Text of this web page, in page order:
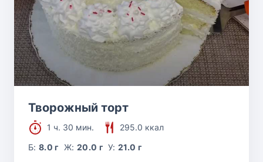
Творожный торт
1 ч. 30 мин.
295.0 ккал
Б:8.0 г Ж: 20.0 г У:21.0 г